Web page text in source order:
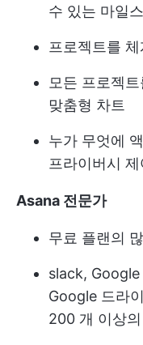
수 있는 마일
프로젝트를
모든 프로젝
맞춤형 차트
누가 무엇에
프라이버시 제
Asana 전문가
무료 플랜의
slack,
Google 드라
200 개 이상